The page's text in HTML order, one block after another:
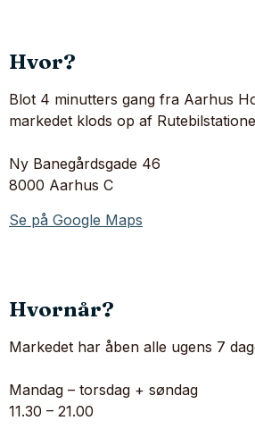
Hvor?
Blot 4 minutters gang fra Aarhus
markedet klods op af
Ny Banegårdsgade 46
8000 Aarhus C
Se på Google Maps
Hvornår?
Markedet har åben alle ugens 7
Mandag – torsdag + søndag
11.30 – 21.00